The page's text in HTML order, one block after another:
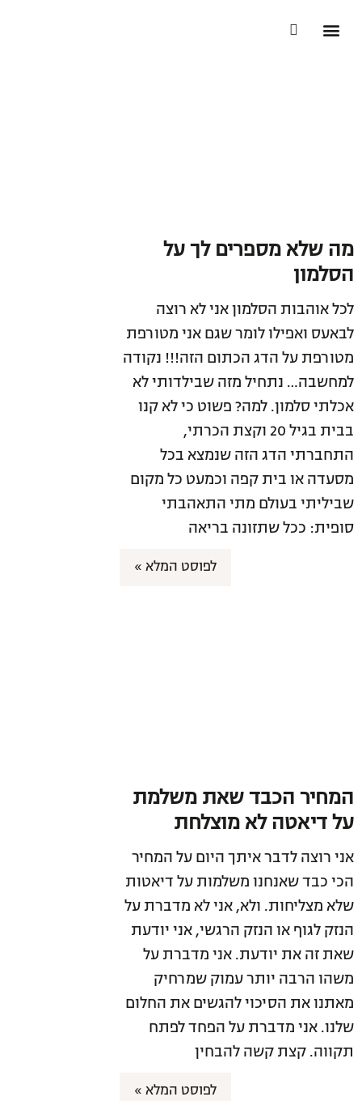
מה שלא מספרים לך על
הסלמון
לכל אוהבות הסלמון אני לא רוצה
לבאעס ואפילו לומר שגם אני מטורפת
מטורפת על הדג הכתום הזה!!! נקודה
למחשבה… נתחיל מזה שבילדותי לא
אכלתי סלמון. למה? פשוט כי לא קנו
בבית בגיל 20 וקצת הכרתי,
התחברתי הדג הזה שנמצא בכל
מסעדה או בית קפה וכמעט כל מקום
שביליתי בעולם מתי התאהבתי
סופית: ככל שתזונה בריאה
לפוסט המלא »
המחיר הכבד שאת משלמת
על דיאטה לא מוצלחת
אני רוצה לדבר איתך היום על המחיר
הכי כבד שאנחנו משלמות על דיאטות
שלא מצליחות. ולא, אני לא מדברת על
הנזק לגוף או הנזק הרגשי, אני יודעת
שאת זה את יודעת. אני מדברת על
משהו הרבה יותר עמוק שמרחיק
מאתנו את הסיכוי להגשים את החלום
שלנו. אני מדברת על הפחד לפתח
תקווה. קצת קשה להבחין
לפוסט המלא »